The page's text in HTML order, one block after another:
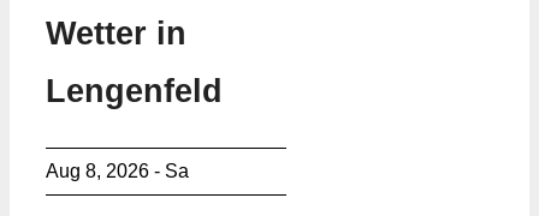
Wetter in
Lengenfeld
Aug 8, 2026 - Sa